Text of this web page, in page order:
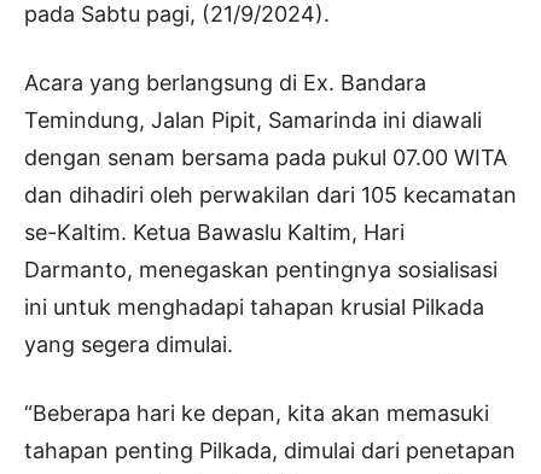
pada Sabtu pagi, (21/9/2024).
Acara yang berlangsung di Ex. Bandara
Temindung, Jalan Pipit, Samarinda ini diawali
dengan senam bersama pada pukul 07.00 WITA
dan dihadiri oleh perwakilan dari 105 kecamatan
se-Kaltim. Ketua Bawaslu Kaltim, Hari
Darmanto, menegaskan pentingnya sosialisasi
ini untuk menghadapi tahapan krusial Pilkada
yang segera dimulai.
“Beberapa hari ke depan, kita akan memasuki
tahapan penting Pilkada, dimulai dari penetapan